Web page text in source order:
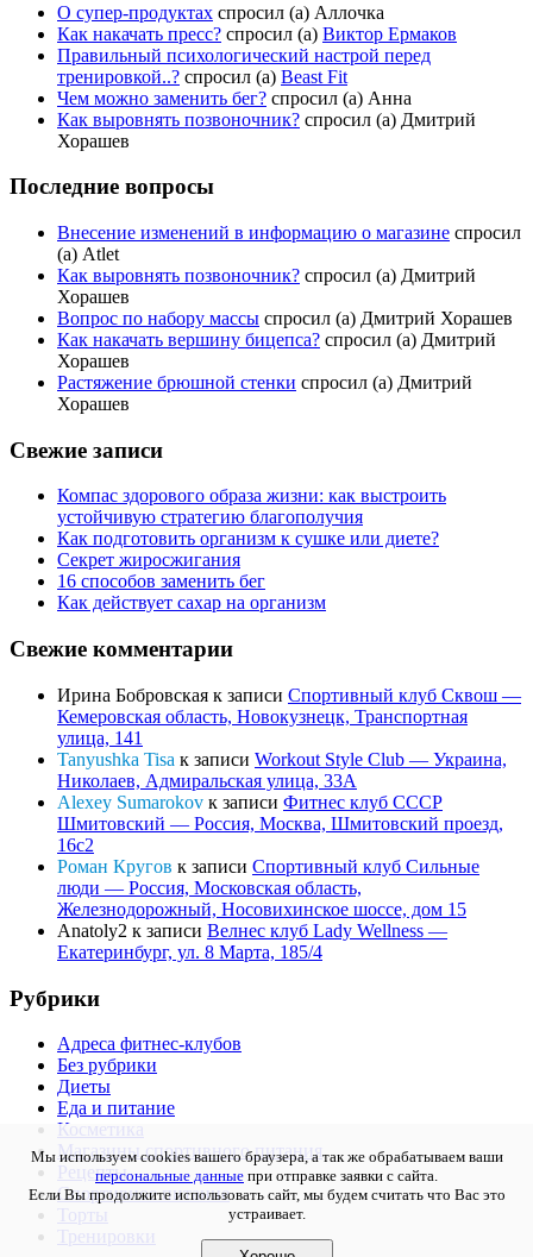
О супер-продуктах спросил (а) Аллочка
Как накачать пресс? спросил (а) Виктор Ермаков
Правильный психологический настрой перед
тренировкой..? спросил (а) Beast Fit
Чем можно заменить бег? спросил (а) Анна
Как выровнять позвоночник? спросил (а) Дмитрий
Хорашев
Последние вопросы
Внесение изменений в информацию о магазине спросил
(а) Atlet
Как выровнять позвоночник? спросил (а) Дмитрий
Хорашев
Вопрос по набору массы спросил (а) Дмитрий Хорашев
Как накачать вершину бицепса? спросил (а) Дмитрий
Хорашев
Растяжение брюшной стенки спросил (а) Дмитрий
Хорашев
Свежие записи
Компас здорового образа жизни: как выстроить
устойчивую стратегию благополучия
Как подготовить организм к сушке или диете?
Секрет жиросжигания
16 способов заменить бег
Как действует сахар на организм
Свежие комментарии
Ирина Бобровская к записи Спортивный клуб Сквош —
Кемеровская область, Новокузнецк, Транспортная
улица, 141
Tanyushka Tisa к записи Workout Style Club — Украина,
Николаев, Адмиральская улица, 33А
Alexey Sumarokov к записи Фитнес клуб СССР
Шмитовский — Россия, Москва, Шмитовский проезд,
16с2
Роман Кругов к записи Спортивный клуб Сильные
люди — Россия, Московская область,
Железнодорожный, Носовихинское шоссе, дом 15
Anatoly2 к записи Велнес клуб Lady Wellness —
Екатеринбург, ул. 8 Марта, 185/4
Рубрики
Адреса фитнес-клубов
Без рубрики
Диеты
Еда и питание
Косметика
Магазины спортивного питания
Рецепты
Спортивное питание
Торты
Тренировки
Мы используем cookies вашего браузера, а так же обрабатываем ваши
персональные данные при отправке заявки с сайта.
Если Вы продолжите использовать сайт, мы будем считать что Вас это
устраивает.